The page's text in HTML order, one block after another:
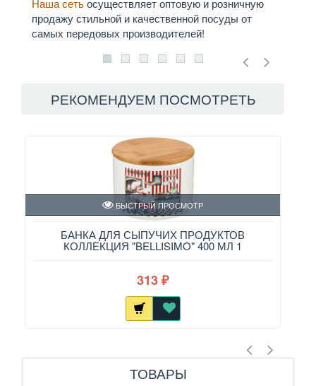
Наша сетьосуществляет оптовую и розничную
продажу стильной и качественной посуды от
самых передовых производителей!
РЕКОМЕНДУЕМ ПОСМОТРЕТЬ
БАНКА ДЛЯ СЫПУЧИХ ПРОДУКТОВ
КОЛЛЕКЦИЯ "BELLISIMO" 400 МЛ 1
БЫСТРЫЙ ПРОСМОТР
313 ₽
ТОВАРЫ